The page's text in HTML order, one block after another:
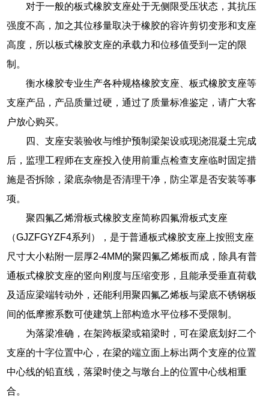
对于一般的板式橡胶支座处于无侧限受压状态，其抗压
强度不高，加之其位移量取决于橡胶的容许剪切变形和支座
高度，所以板式橡胶支座的承载力和位移值受到一定的限
制。
衡水橡胶专业生产各种规格橡胶支座、板式橡胶支座等
支座产品，产品质量过硬，通过了质量标准鉴定，请广大客
户放心购买。
四、支座安装验收与维护预制梁架设或现浇混凝土完成
后，监理工程师在支座投入使用前重点检查支座临时固定措
施是否拆除，梁底杂物是否清理干净，防尘罩是否安装等事
项。
聚四氟乙烯滑板式橡胶支座简称四氟滑板式支座
（GJZFGYZF4系列），是于普通板式橡胶支座上按照支座
尺寸大小粘附一层厚2-4MM的聚四氟乙烯板而成，除具有普
通板式橡胶支座的竖向刚度与压缩变形，且能承受垂直荷载
及适应梁端转动外，还能利用聚四氟乙烯板与梁底不锈钢板
间的低摩擦系数可使建筑上部构造水平位移不受限制。
为落梁准确，在架跨板梁或箱梁时，可在梁底划好二个
支座的十字位置中心，在梁的端立面上标出两个支座的位置
中心线的铅直线，落梁时使之与墩台上的位置中心线相重
合。